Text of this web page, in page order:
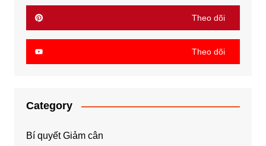
Theo dõi
Theo dõi
Category
Bí quyết Giảm cân